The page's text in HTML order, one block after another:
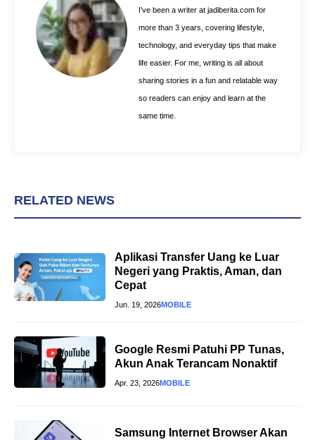
k
e
s
t
p
p
I’ve been a writer at jadiberita.com for
more than 3 years, covering lifestyle,
technology, and everyday tips that make
life easier. For me, writing is all about
sharing stories in a fun and relatable way
so readers can enjoy and learn at the
same time.
RELATED NEWS
Aplikasi Transfer Uang ke Luar
Negeri yang Praktis, Aman, dan
Cepat
Jun. 19, 2026MOBILE
Google Resmi Patuhi PP Tunas,
Akun Anak Terancam Nonaktif
Apr. 23, 2026MOBILE
Samsung Internet Browser Akan